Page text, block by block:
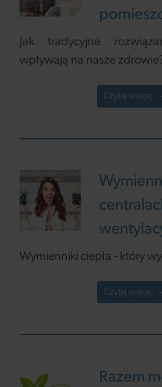
Jak tradycyjne
wpływają na nasze
Czytaj więcej
Wymienniki ciepła - który
Czytaj więcej
Razem